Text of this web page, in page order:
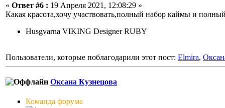
« Ответ #6 : 19 Апреля 2021, 12:08:29 »
Какая красота,хочу участвовать,полный набор каймы и
Husgvarna VIKING Designer RUBY
Пользователи, которые поблагодарили этот пост: Elmira,
Оксана Кузнецова
Команда форума